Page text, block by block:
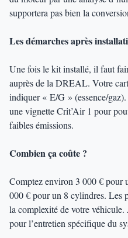
supportera pas bien la
Les démarches après
Une fois le kit installé, il faut
auprès de la DREAL. Votre
indiquer « E/G » (essence/
une vignette Crit’Air 1 pour
faibles émissions.
Combien ça coûte ?
Comptez environ 3 000 € pour
000 € pour un 8 cylindres. Les
la complexité de votre
pour l’entretien spécifique du